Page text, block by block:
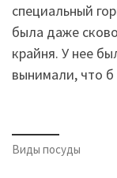
специальный
была даже
крайня. У нее
вынимали, что б
Виды посуды